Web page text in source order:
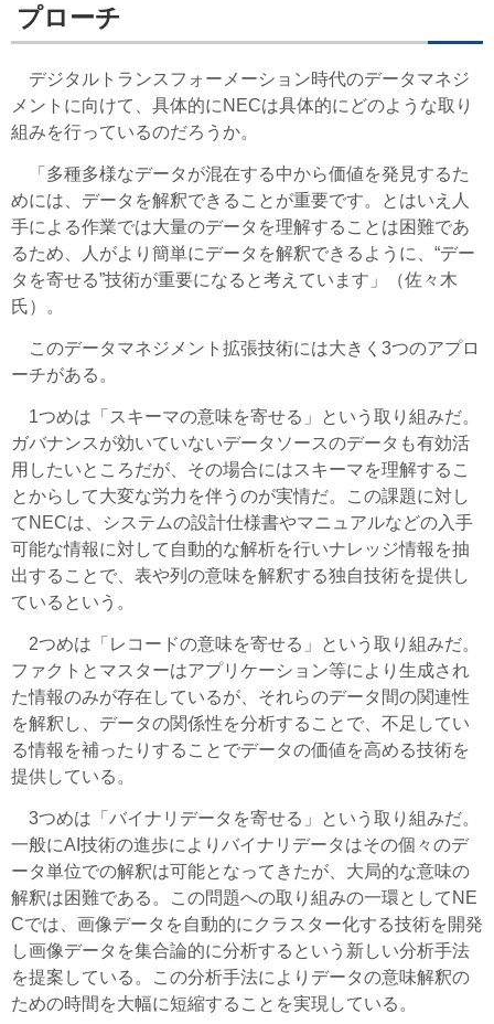
プローチ
デジタルトランスフォーメーション時代のデータマネジ
メントに向けて、具体的にNECは具体的にどのような取り
組みを行っているのだろうか。
「多種多様なデータが混在する中から価値を発見するた
めには、データを解釈できることが重要です。とはいえ人
手による作業では大量のデータを理解することは困難であ
るため、人がより簡単にデータを解釈できるように、“デー
タを寄せる”技術が重要になると考えています」（佐々木
氏）。
このデータマネジメント拡張技術には大きく3つのアプロ
ーチがある。
1つめは「スキーマの意味を寄せる」という取り組みだ。
ガバナンスが効いていないデータソースのデータも有効活
用したいところだが、その場合にはスキーマを理解するこ
とからして大変な労力を伴うのが実情だ。この課題に対し
てNECは、システムの設計仕様書やマニュアルなどの入手
可能な情報に対して自動的な解析を行いナレッジ情報を抽
出することで、表や列の意味を解釈する独自技術を提供し
ているという。
2つめは「レコードの意味を寄せる」という取り組みだ。
ファクトとマスターはアプリケーション等により生成され
た情報のみが存在しているが、それらのデータ間の関連性
を解釈し、データの関係性を分析することで、不足してい
る情報を補ったりすることでデータの価値を高める技術を
提供している。
3つめは「バイナリデータを寄せる」という取り組みだ。
一般にAI技術の進歩によりバイナリデータはその個々のデ
ータ単位での解釈は可能となってきたが、大局的な意味の
解釈は困難である。この問題への取り組みの一環としてNE
Cでは、画像データを自動的にクラスター化する技術を開発
し画像データを集合論的に分析するという新しい分析手法
を提案している。この分析手法によりデータの意味解釈の
ための時間を大幅に短縮することを実現している。